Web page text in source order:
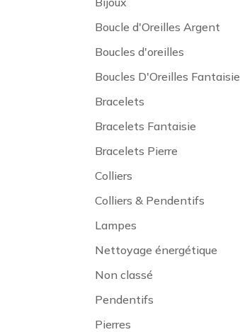
Boucle d'Oreilles Argent
Boucles d'oreilles
Boucles D'Oreilles Fantaisie
Bracelets
Bracelets Fantaisie
Bracelets Pierre
Colliers
Colliers & Pendentifs
Lampes
Nettoyage énergétique
Non classé
Pendentifs
Pierres